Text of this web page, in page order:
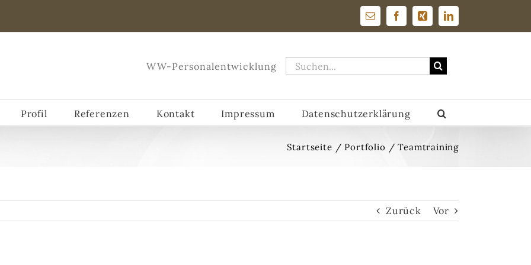
E-
Mail
Facebook
Xing LinkedIn
WW-Personalentwicklung
Suche
Profil Referenzen Kontakt Impressum Datenschutzerklärung
Startseite / Portfolio / Teamtraining
Zurück Vor